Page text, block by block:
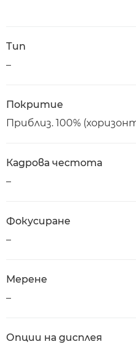
Тип
–
Покритие
Приблиз. 100%
Кадрова честота
–
Фокусиране
–
Мерене
–
Опции на дисплея